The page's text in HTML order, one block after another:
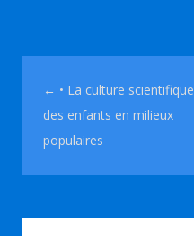
Navigation des articles
← • La culture scientifique
des enfants en milieux
populaires